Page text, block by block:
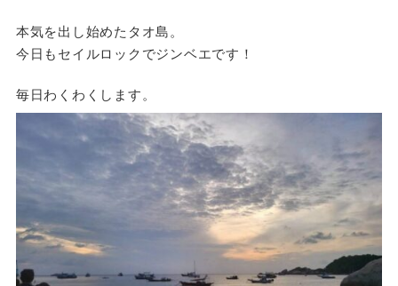
本気を出し始めたタオ島。
今日もセイルロックでジンベエです！
毎日わくわくします。